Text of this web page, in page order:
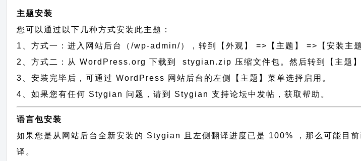
主题安装
您可以通过以下几种方式安装此主题：
1、方式一：进入网站后台（/wp-admin/），转到【外观】 =>【主题】 =>【安装主
2、方式二：从 WordPress.org 下载到 stygian.zip 压缩文件包。然后转到【主题】
3、安装完毕后，可通过 WordPress 网站后台的左侧【主题】菜单选择启用。
4、如果您有任何 Stygian 问题，请到 Stygian 支持论坛中发帖，获取帮助。
语言包安装
如果您是从网站后台全新安装的 Stygian 且左侧翻译进度已是 100% ，那么可能目
译。